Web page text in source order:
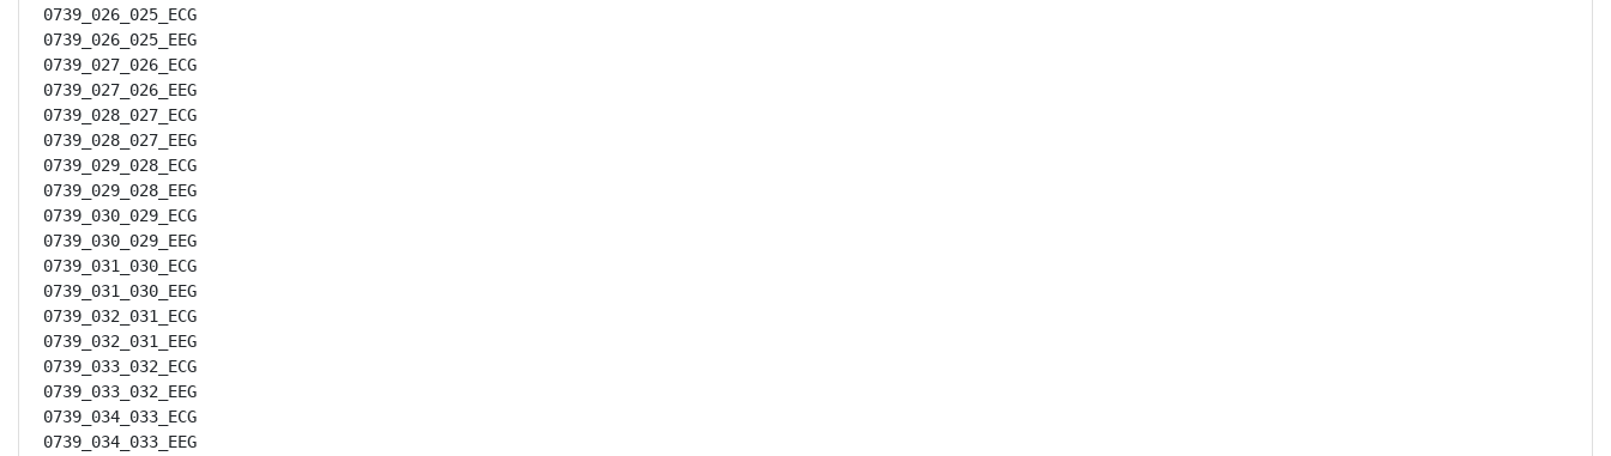
0739_026_025_ECG
0739_026_025_EEG
0739_027_026_ECG
0739_027_026_EEG
0739_028_027_ECG
0739_028_027_EEG
0739_029_028_ECG
0739_029_028_EEG
0739_030_029_ECG
0739_030_029_EEG
0739_031_030_ECG
0739_031_030_EEG
0739_032_031_ECG
0739_032_031_EEG
0739_033_032_ECG
0739_033_032_EEG
0739_034_033_ECG
0739_034_033_EEG